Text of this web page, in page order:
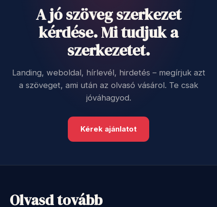
A jó szöveg szerkezet
kérdése. Mi tudjuk a
szerkezetet.
Landing, weboldal, hírlevél, hirdetés – megírjuk azt
a szöveget, ami után az olvasó vásárol. Te csak
jóváhagyod.
Kérek ajánlatot
Olvasd tovább